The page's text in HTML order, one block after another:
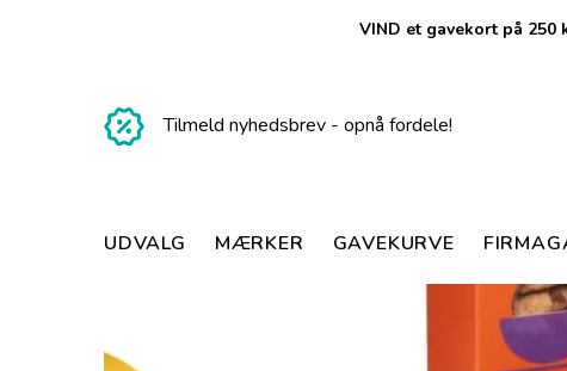
VIND et gavekort på 250
Tilmeld nyhedsbrev - opnå fordele!
UDVALG MÆRKER GAVEKURVE